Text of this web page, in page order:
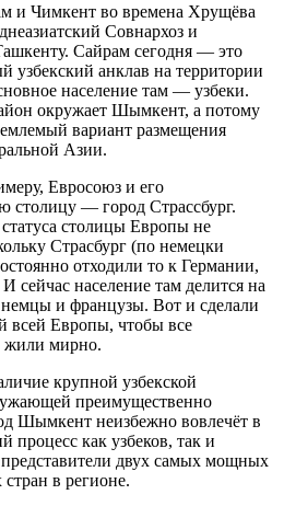
и Чимкент во времена Хрущёва
Совнархоз и
Сайрам сегодня — это
узбекский анклав на территории
население там — узбеки.
окружает Шымкент, а потому
вариант размещения
Азии.
Евросоюз и его
столицу — город Страссбург.
столицы Европы не
Страсбург (по немецки
отходили то к Германии,
сейчас население там делится на
и французы. Вот и сделали
всей Европы, чтобы все
жили мирно.
крупной узбекской
преимущественно
Шымкент неизбежно вовлечёт в
процесс как узбеков, так и
представители двух самых мощных
в регионе.